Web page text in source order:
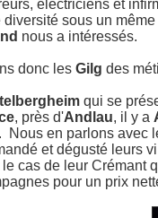
électriciens et
diversité sous un
nous a intéressés.
donc les Gilg des
qui se
, près d'Andlau, il y a
Nous en parlons avec
et dégusté leurs
le cas de leur Crémant
pour un prix